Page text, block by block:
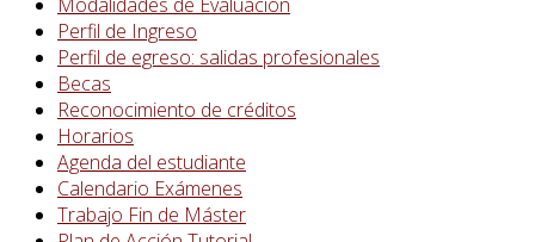
Modalidades de Evaluación
Perfil de Ingreso
Perfil de egreso: salidas profesionales
Becas
Reconocimiento de créditos
Horarios
Agenda del estudiante
Calendario Exámenes
Trabajo Fin de Máster